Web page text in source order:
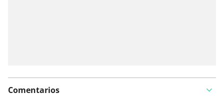
Comentarios